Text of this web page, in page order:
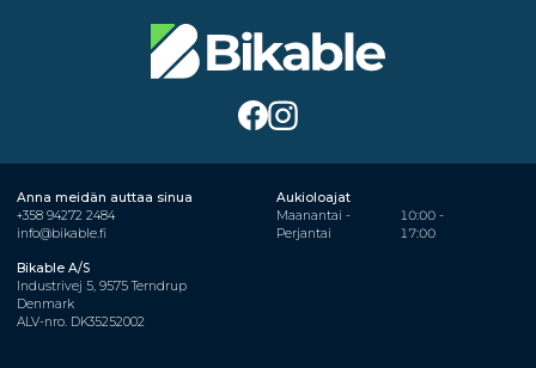
Anna meidän auttaa sinua
+358 94272 2484
info@bikable.fi
Aukioloajat
Maanantai -
Perjantai
10:00 -
17:00
Bikable A/S
Industrivej 5, 9575 Terndrup
Denmark
ALV-nro. DK35252002